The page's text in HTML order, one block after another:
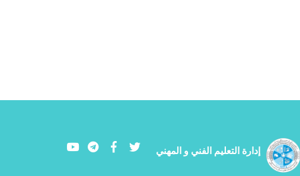
جنوب-
إدارة التعليم الفني و المهني
YoutubeLinkedIn
Facebook